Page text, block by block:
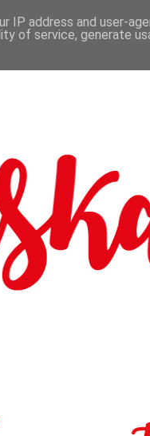
IP address and user-
of service, generate